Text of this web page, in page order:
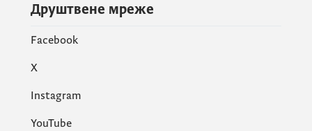
Друштвене мреже
Facebook
X
Instagram
YouTube